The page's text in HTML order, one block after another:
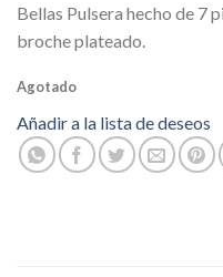
Bellas Pulsera hecho de 7
broche plateado.
Agotado
Añadir a la lista de deseos